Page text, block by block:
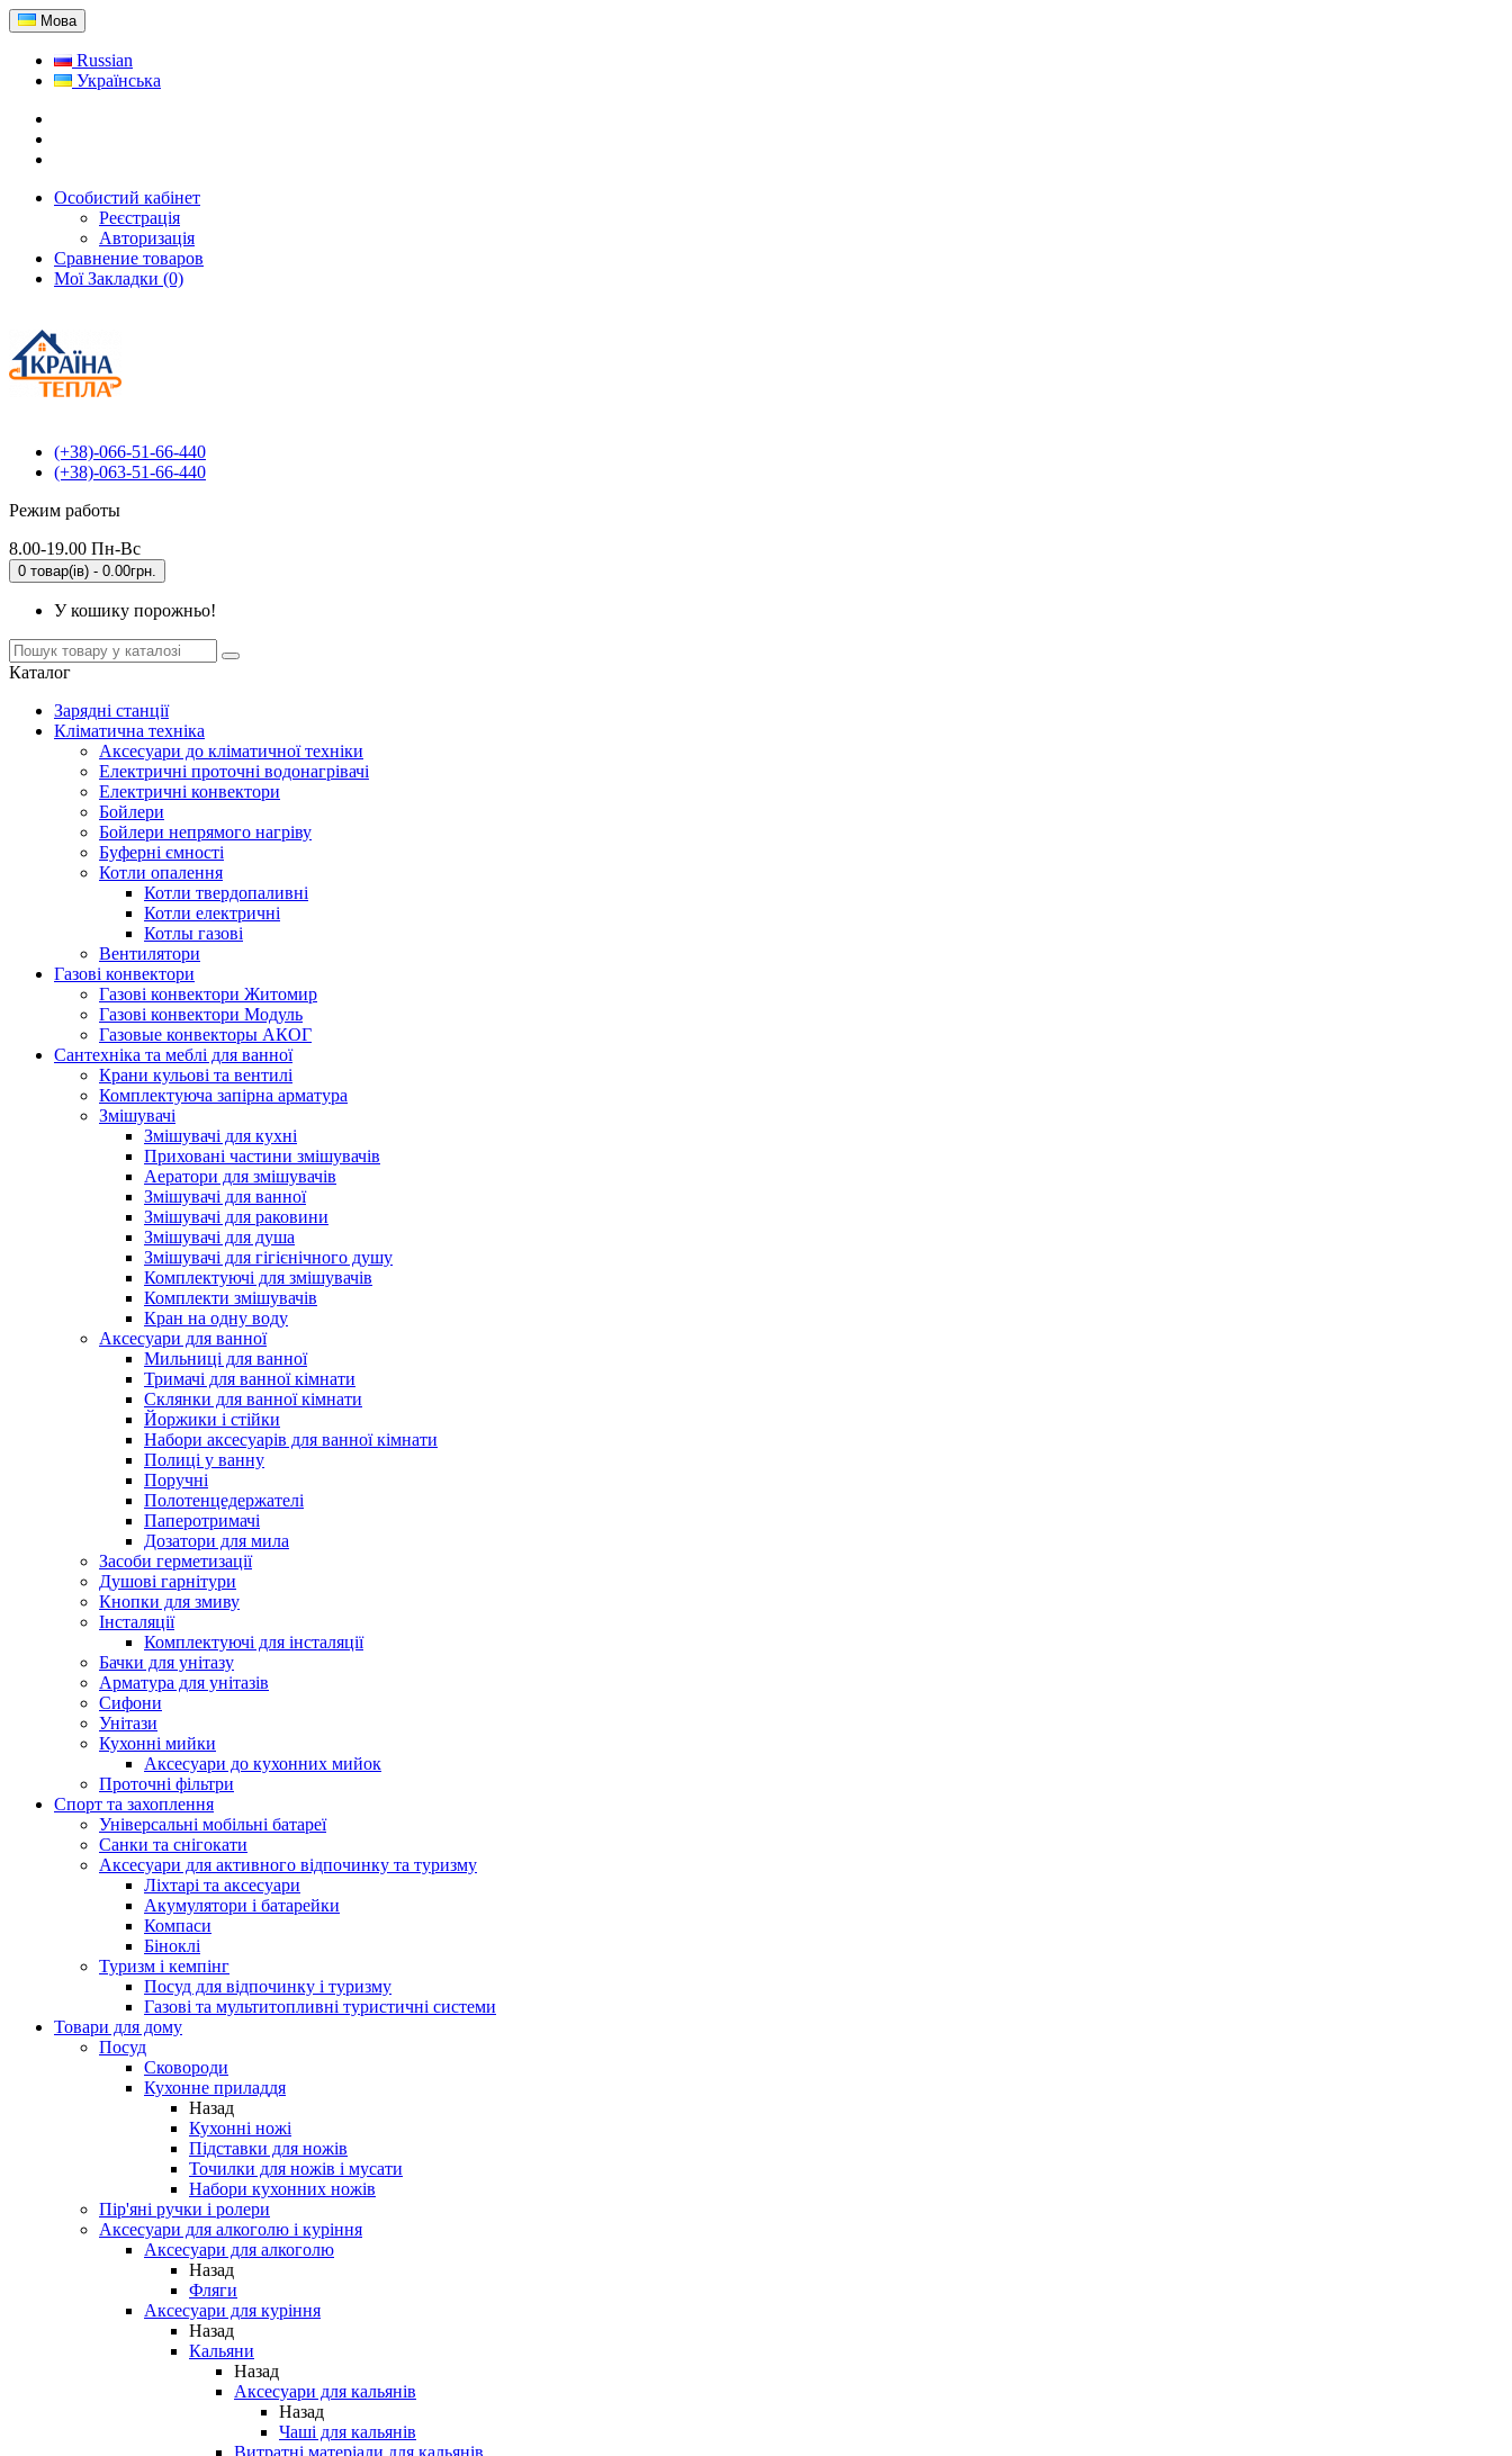
Мова
Russian
Українська
Особистий кабінет
Реєстрація
Авторизація
Сравнение товаров
Мої Закладки (0)
(+38)-066-51-66-440
(+38)-063-51-66-440
Режим работы
8.00-19.00 Пн-Вс
0 товар(ів) - 0.00грн.
У кошику порожньо!
Каталог
Зарядні станції
Кліматична техніка
Аксесуари до кліматичної техніки
Електричні проточні водонагрівачі
Електричні конвектори
Бойлери
Бойлери непрямого нагріву
Буферні ємності
Котли опалення
Котли твердопаливні
Котли електричні
Котлы газові
Вентилятори
Газові конвектори
Газові конвектори Житомир
Газові конвектори Модуль
Газовые конвекторы АКОГ
Сантехніка та меблі для ванної
Крани кульові та вентилі
Комплектуюча запірна арматура
Змішувачі
Змішувачі для кухні
Приховані частини змішувачів
Аератори для змішувачів
Змішувачі для ванної
Змішувачі для раковини
Змішувачі для душа
Змішувачі для гігієнічного душу
Комплектуючі для змішувачів
Комплекти змішувачів
Кран на одну воду
Аксесуари для ванної
Мильниці для ванної
Тримачі для ванної кімнати
Склянки для ванної кімнати
Йоржики і стійки
Набори аксесуарів для ванної кімнати
Полиці у ванну
Поручні
Полотенцедержателі
Паперотримачі
Дозатори для мила
Засоби герметизації
Душові гарнітури
Кнопки для змиву
Інсталяції
Комплектуючі для інсталяції
Бачки для унітазу
Арматура для унітазів
Сифони
Унітази
Кухонні мийки
Аксесуари до кухонних мийок
Проточні фільтри
Спорт та захоплення
Універсальні мобільні батареї
Санки та снігокати
Аксесуари для активного відпочинку та туризму
Ліхтарі та аксесуари
Акумулятори і батарейки
Компаси
Біноклі
Туризм і кемпінг
Посуд для відпочинку і туризму
Газові та мультитопливні туристичні системи
Товари для дому
Посуд
Сковороди
Кухонне приладдя
Назад
Кухонні ножі
Підставки для ножів
Точилки для ножів і мусати
Набори кухонних ножів
Пір'яні ручки і ролери
Аксесуари для алкоголю і куріння
Аксесуари для алкоголю
Назад
Фляги
Аксесуари для куріння
Назад
Кальяни
Назад
Аксесуари для кальянів
Назад
Чаші для кальянів
Витратні матеріали для кальянів